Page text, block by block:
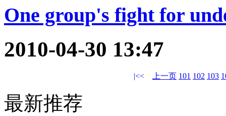
One group's fight for
2010-04-30 13:47
|<< 上一页 101 102 103
最新推荐